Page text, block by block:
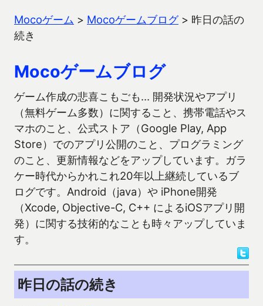
Mocoゲーム > Mocoゲームブログ> 昨日の話の
続き
Mocoゲームブログ
ゲーム作成の悲喜こもごも… 開発状況やアプリ
（無料ゲーム多数）に関すること、携帯電話やス
マホのこと、公式ストア（Google Play, App
Store）でのアプリ公開のこと、プログラミング
のこと、更新情報などをアップしています。ガラ
ケー時代からかれこれ20年以上継続しているブ
ログです。Android（java）や iPhone開発
（Xcode, Objective-C, C++ によるiOSアプリ開
発）に関する技術的なことも時々アップしていま
す。
昨日の話の続き